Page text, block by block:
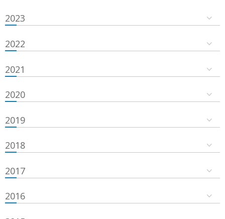
2023
2022
2021
2020
2019
2018
2017
2016